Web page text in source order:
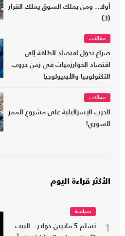
أولا.. ومن يملك السوق يملك القرار
(3)
مقالات
صراع تحول اقتصاد الطاقة إلى
اقتصاد الخوارزميات في زمن حروب
التكنولوجيا والأيديولوجيا
مقالات
الحرب الإسرائيلية على مشروع الممر
السوري!
الأكثر قراءة اليوم
1
سياسة
تسلم 5 ملايين دولار.. البيت